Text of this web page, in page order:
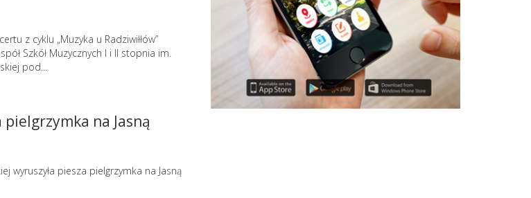
z cyklu „Muzyka u Radziwiłłów”
Szkół Muzycznych I i II stopnia im.
pod...
pielgrzymka na Jasną
wyruszyła piesza pielgrzymka na Jasną